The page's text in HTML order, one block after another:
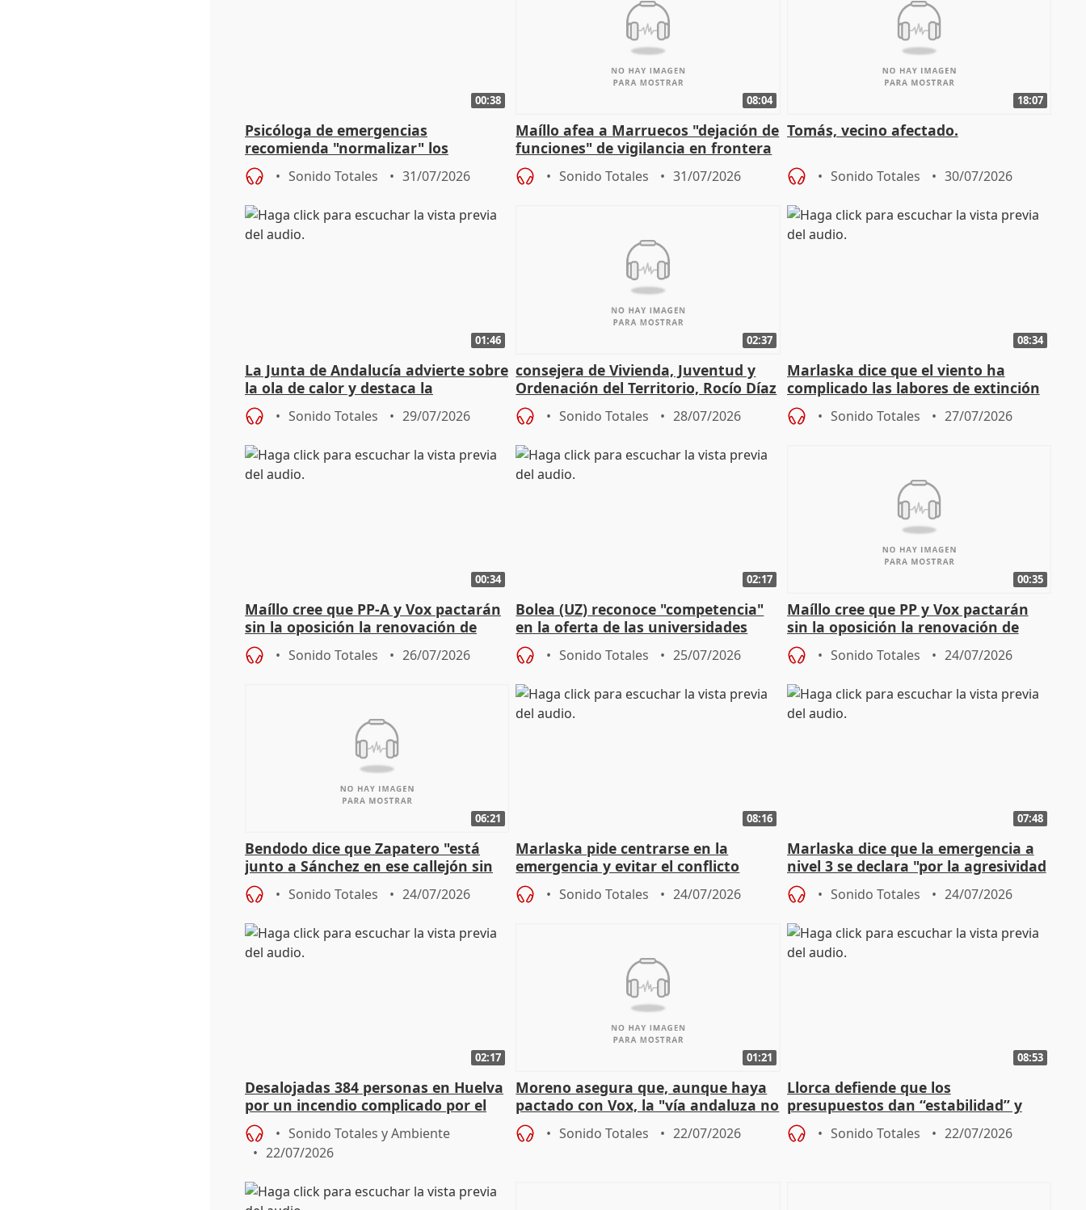
00:38
Psicóloga de emergencias
recomienda "normalizar" los
síntomas tras sufrir un incendio
Sonido Totales 31/07/2026
08:04
Maíllo afea a Marruecos "dejación de
funciones" de vigilancia en frontera
con Ceuta
Sonido Totales 31/07/2026
18:07
Tomás, vecino afectado.
Sonido Totales 30/07/2026
01:46
La Junta de Andalucía advierte sobre
la ola de calor y destaca la
importancia de la prevención
Sonido Totales 29/07/2026
02:37
consejera de Vivienda, Juventud y
Ordenación del Territorio, Rocío Díaz
Sonido Totales 28/07/2026
08:34
Marlaska dice que el viento ha
complicado las labores de extinción
durante la madrugada
Sonido Totales 27/07/2026
00:34
Maíllo cree que PP-A y Vox pactarán
sin la oposición la renovación de
órganos como el Defensor
Sonido Totales 26/07/2026
02:17
Bolea (UZ) reconoce "competencia"
en la oferta de las universidades
privadas
Sonido Totales 25/07/2026
00:35
Maíllo cree que PP y Vox pactarán
sin la oposición la renovación de
órganos como el Defensor
Sonido Totales 24/07/2026
06:21
Bendodo dice que Zapatero "está
junto a Sánchez en ese callejón sin
salida
Sonido Totales 24/07/2026
08:16
Marlaska pide centrarse en la
emergencia y evitar el conflicto
político
Sonido Totales 24/07/2026
07:48
Marlaska dice que la emergencia a
nivel 3 se declara "por la agresividad
de los incendios"
Sonido Totales 24/07/2026
02:17
Desalojadas 384 personas en Huelva
por un incendio complicado por el
viento
Sonido Totales y Ambiente
22/07/2026
01:21
Moreno asegura que, aunque haya
pactado con Vox, la "vía andaluza no
ha muerto" ni él va a "cambiar"
Sonido Totales 22/07/2026
08:53
Llorca defiende que los
presupuestos dan “estabilidad” y
dice que no ha hablado con Feijóo
Sonido Totales 22/07/2026